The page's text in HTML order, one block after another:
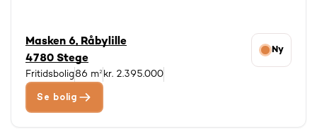
Masken 6, Råbylille
4780 Stege
Ny
Fritidsbolig86 m² kr. 2.395.000
Se bolig